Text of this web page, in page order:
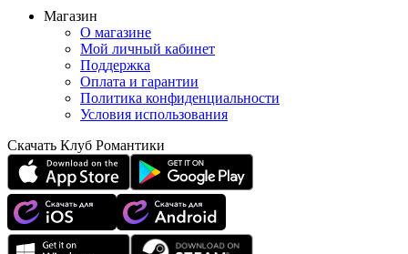
Магазин
О магазине
Мой личный кабинет
Поддержка
Оплата и гарантии
Политика конфиденциальности
Условия использования
Скачать Клуб Романтики